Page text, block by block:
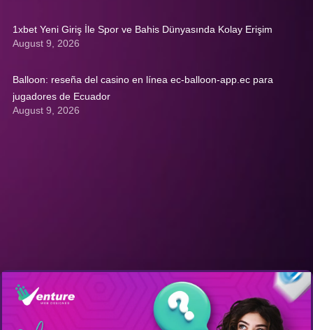
1xbet Yeni Giriş İle Spor ve Bahis Dünyasında Kolay Erişim
August 9, 2026
Balloon: reseña del casino en línea ec-balloon-app.ec para
jugadores de Ecuador
August 9, 2026